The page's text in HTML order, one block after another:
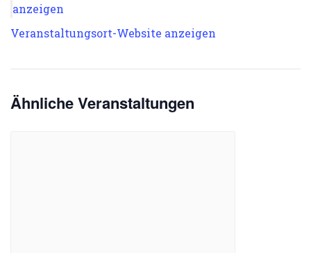
anzeigen
Veranstaltungsort-Website anzeigen
Ähnliche Veranstaltungen